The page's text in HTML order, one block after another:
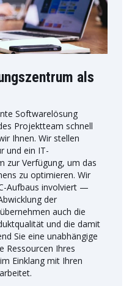
als
Softwarelösung
Projektteam schnell
Ihnen. Wir stellen
und ein IT-
zur Verfügung, um das
zu optimieren. Wir
Aufbaus involviert —
der
auch die
und die damit
Sie eine unabhängige
Ressourcen Ihres
Einklang mit Ihren